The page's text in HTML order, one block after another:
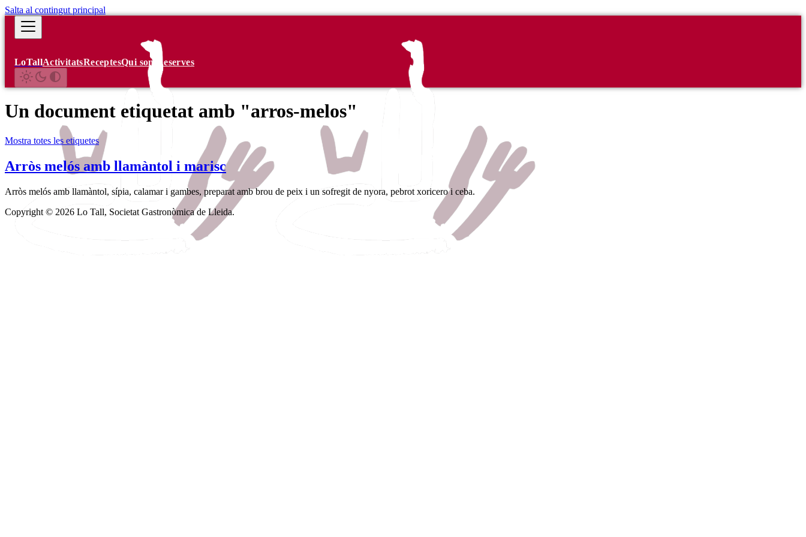
Salta al contingut principal
LoTallActivitatsReceptesQui som Reserves
Un document etiquetat amb "arros-melos"
Mostra totes les etiquetes
Arròs melós amb llamàntol i marisc
Arròs melós amb llamàntol, sípia, calamar i gambes, preparat amb brou de peix i un sofregit de nyora, pebrot xoricero i ceba.
Copyright © 2026 Lo Tall, Societat Gastronòmica de Lleida.